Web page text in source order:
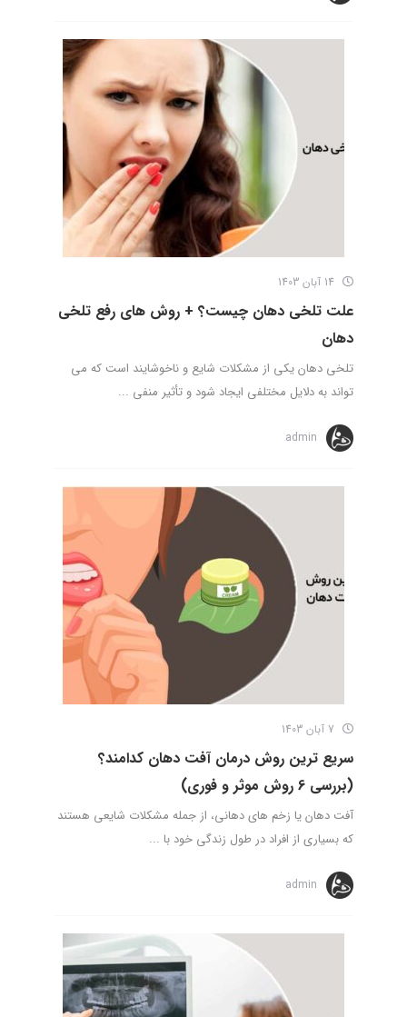
علت تلخی دهان چیست؟ + روش های رفع تلخی
دهان
تلخی دهان یکی از مشکلات شایع و ناخوشایند است که می
تواند به دلایل مختلفی ایجاد شود و تأثیر منفی ...
admin
سریع ترین روش درمان آفت دهان کدامند؟
(بررسی 6 روش موثر و فوری)
آفت دهان یا زخم های دهانی، از جمله مشکلات شایعی هستند
که بسیاری از افراد در طول زندگی خود با ...
admin